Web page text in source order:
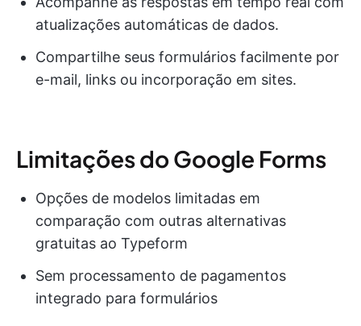
atualizações automáticas de dados.
Compartilhe seus formulários facilmente por
e-mail, links ou incorporação em sites.
Limitações do Google Forms
Opções de modelos limitadas em
comparação com outras alternativas
gratuitas ao Typeform
Sem processamento de pagamentos
integrado para formulários